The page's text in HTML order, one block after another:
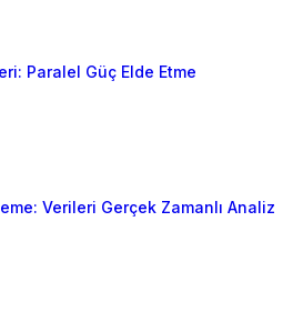
Paralel Güç Elde Etme
Verileri Gerçek Zamanlı Analiz